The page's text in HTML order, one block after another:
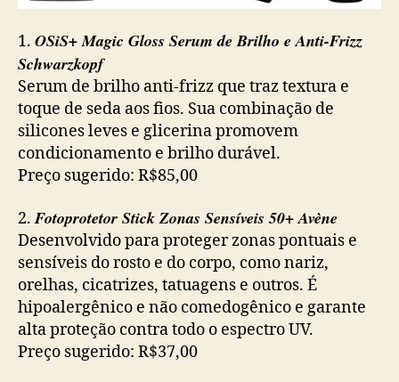
1. OSiS+ Magic Gloss Serum de Brilho e Anti-Frizz
Schwarzkopf
Serum de brilho anti-frizz que traz textura e
toque de seda aos fios. Sua combinação de
silicones leves e glicerina promovem
condicionamento e brilho durável.
Preço sugerido: R$85,00
2.Fotoprotetor Stick Zonas Sensíveis 50+ Avène
Desenvolvido para proteger zonas pontuais e
sensíveis do rosto e do corpo, como nariz,
orelhas, cicatrizes, tatuagens e outros. É
hipoalergênico e não comedogênico e garante
alta proteção contra todo o espectro UV.
Preço sugerido: R$37,00